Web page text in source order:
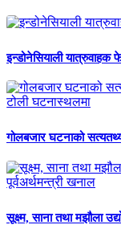
इन्डोनेसियाली यात्रुवाहक
गोलबजार घटनाको
सूक्ष्म, साना तथा मझौला